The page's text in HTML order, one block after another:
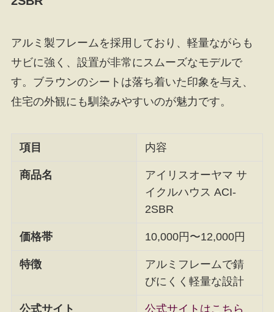
アルミ製フレームを採用しており、軽量ながらも
サビに強く、設置が非常にスムーズなモデルで
す。ブラウンのシートは落ち着いた印象を与え、
住宅の外観にも馴染みやすいのが魅力です。
項目 内容
商品名
アイリスオーヤマ サ
イクルハウス ACI-
2SBR
価格帯 10,000円〜12,000円
特徴
アルミフレームで錆
びにくく軽量な設計
公式サイト 公式サイトはこちら